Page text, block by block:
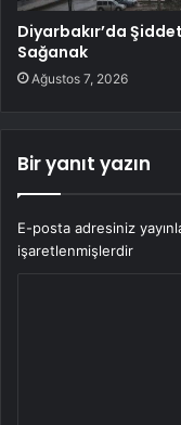
Diyarbakır’da
Sağanak
Ağustos 7, 2026
Bir yanıt yazın
E-posta adresiniz
işaretlenmişlerdir